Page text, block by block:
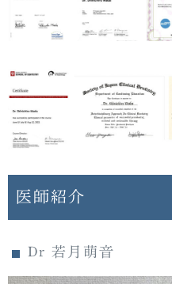
医師紹介
Dr 若月萌音